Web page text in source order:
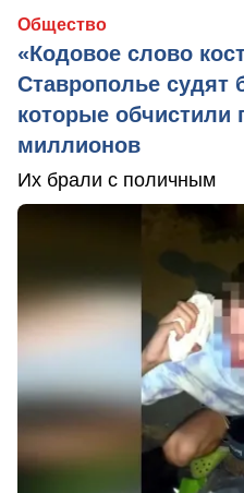
Общество
«Кодовое слово
Ставрополье судят
которые обчистили
миллионов
Их брали с поличным